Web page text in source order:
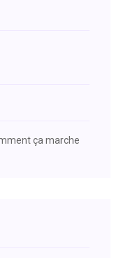
ça marche